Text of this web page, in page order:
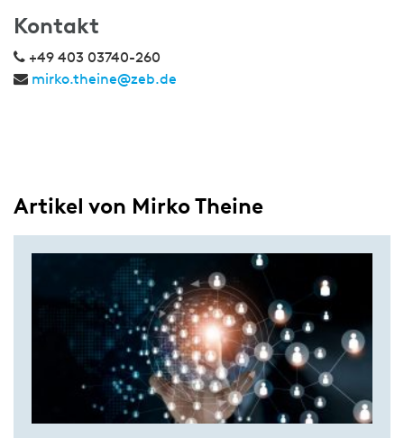
Kontakt
+49 403 03740-260
mirko.theine@zeb.de
Artikel von Mirko Theine